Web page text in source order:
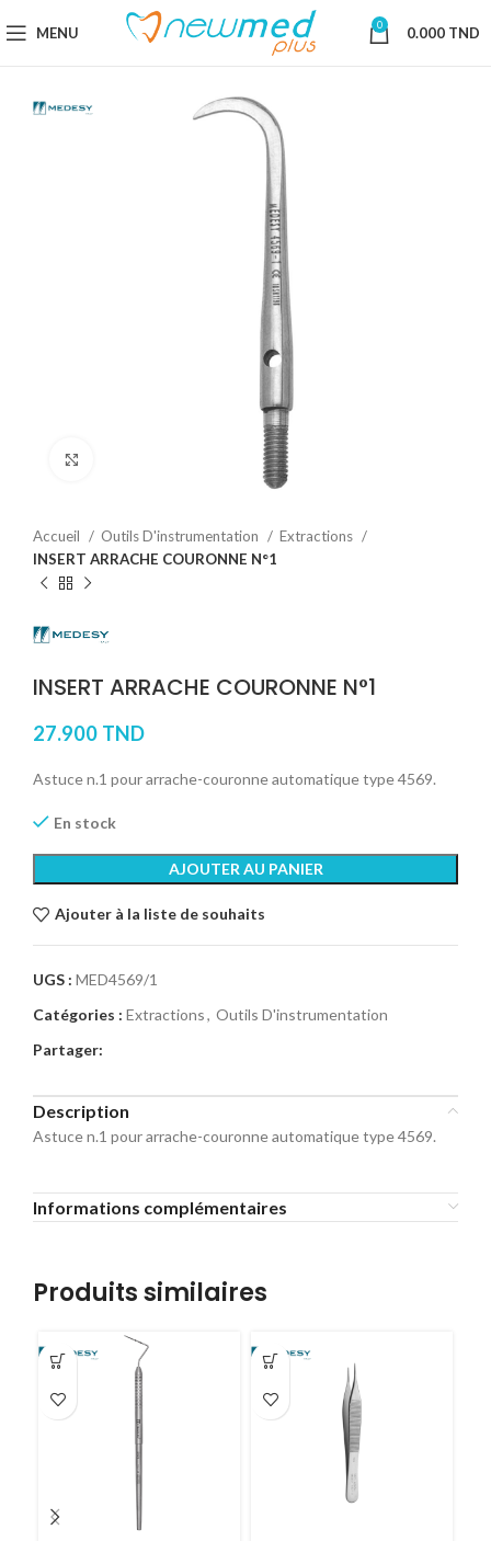
MENU 0 0.000 TND
Accueil Outils D'instrumentation
Extractions
INSERT ARRACHE COURONNE N°1
INSERT ARRACHE COURONNE N°1
27.900 TND
Astuce n.1 pour arrache-couronne automatique type 4569.
En stock
AJOUTER AU PANIER
Ajouter à la liste de souhaits
UGS : MED4569/1
Catégories : Extractions, Outils D'instrumentation
Partager:
Description
Astuce n.1 pour arrache-couronne automatique type 4569.
Informations complémentaires
Produits similaires